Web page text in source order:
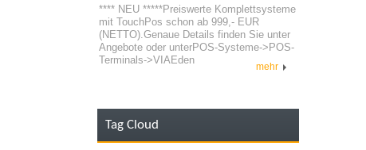
**** NEU *****Preiswerte Komplettsysteme
mit TouchPos schon ab 999,- EUR
(NETTO).Genaue Details finden Sie unter
Angebote oder unterPOS-Systeme->POS-
Terminals->VIAEden
mehr
Tag Cloud